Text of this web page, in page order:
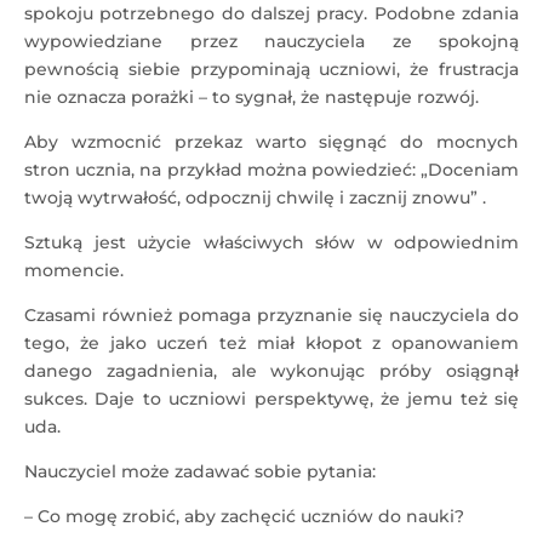
spokoju potrzebnego do dalszej pracy. Podobne zdania
wypowiedziane przez nauczyciela ze spokojną
pewnością siebie przypominają uczniowi, że frustracja
nie oznacza porażki – to sygnał, że następuje rozwój.
Aby wzmocnić przekaz warto sięgnąć do mocnych
stron ucznia, na przykład można powiedzieć: „Doceniam
twoją wytrwałość, odpocznij chwilę i zacznij znowu” .
Sztuką jest użycie właściwych słów w odpowiednim
momencie.
Czasami również pomaga przyznanie się nauczyciela do
tego, że jako uczeń też miał kłopot z opanowaniem
danego zagadnienia, ale wykonując próby osiągnął
sukces. Daje to uczniowi perspektywę, że jemu też się
uda.
Nauczyciel może zadawać sobie pytania:
– Co mogę zrobić, aby zachęcić uczniów do nauki?